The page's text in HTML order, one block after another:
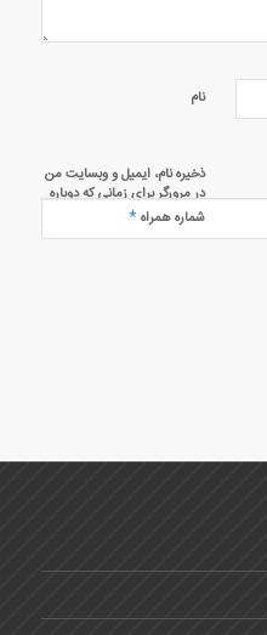
نام
ذخیره نام، ایمیل و وبسایت من
در مرورگر برای زمانی که دوباره
دیدگاهی می‌نویسم.
شماره همراه*